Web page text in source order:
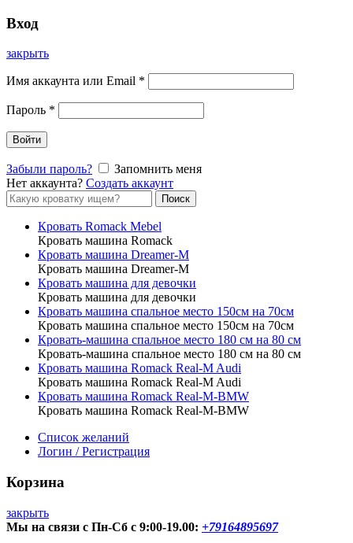
Вход
закрыть
Имя аккаунта или Email *
Пароль *
Войти
Забыли пароль?
Запомнить меня
Нет аккаунта? Создать аккаунт
Форма
поиска
Поиск
Кровать Romack Mebel
Кровать машина Romack
Кровать машина Dreamer-M
Кровать машина Dreamer-M
Кровать машина для девочки
Кровать машина для девочки
Кровать машина спальное место 150см на 70см
Кровать машина спальное место 150см на 70см
Кровать-машина спальное место 180 см на 80 см
Кровать-машина спальное место 180 см на 80 см
Кровать машина Romack Real-M Audi
Кровать машина Romack Real-M Audi
Кровать машина Romack Real-M-BMW
Кровать машина Romack Real-M-BMW
Список желаний
Логин / Регистрация
Корзина
закрыть
Мы на связи с Пн-Сб с 9:00-19.00: +79164895697